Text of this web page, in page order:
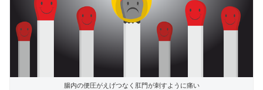
腸内の便圧がえげつなく肛門が刺すように痛い